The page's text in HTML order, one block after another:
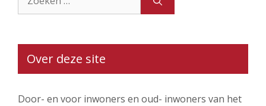
naar:
Over deze site
Door- en voor inwoners en oud- inwoners van het